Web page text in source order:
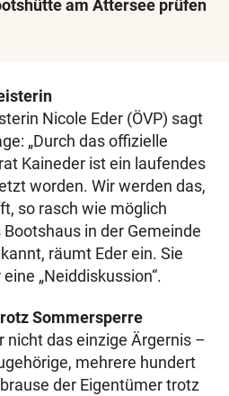
am Attersee prüfen
Nicole Eder (ÖVP) sagt
„Durch das offizielle
Kaineder ist ein laufendes
worden. Wir werden das,
so rasch wie möglich
Bootshaus in der Gemeinde
räumt Eder ein. Sie
„Neiddiskussion“.
Sommersperre
nicht das einzige Ärgernis –
mehrere hundert
der Eigentümer trotz